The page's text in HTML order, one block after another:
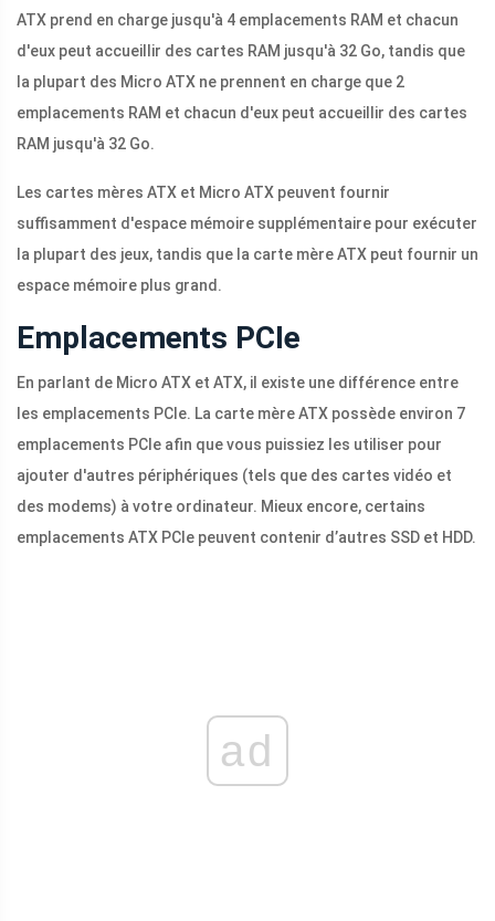
ATX prend en charge jusqu'à 4 emplacements RAM et chacun
d'eux peut accueillir des cartes RAM jusqu'à 32 Go, tandis que
la plupart des Micro ATX ne prennent en charge que 2
emplacements RAM et chacun d'eux peut accueillir des cartes
RAM jusqu'à 32 Go.
Les cartes mères ATX et Micro ATX peuvent fournir
suffisamment d'espace mémoire supplémentaire pour exécuter
la plupart des jeux, tandis que la carte mère ATX peut fournir un
espace mémoire plus grand.
Emplacements PCIe
En parlant de Micro ATX et ATX, il existe une différence entre
les emplacements PCIe. La carte mère ATX possède environ 7
emplacements PCIe afin que vous puissiez les utiliser pour
ajouter d'autres périphériques (tels que des cartes vidéo et
des modems) à votre ordinateur. Mieux encore, certains
emplacements ATX PCIe peuvent contenir d’autres SSD et HDD.
ad